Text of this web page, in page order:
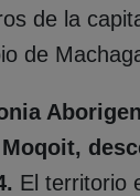
de la
de
El territorio